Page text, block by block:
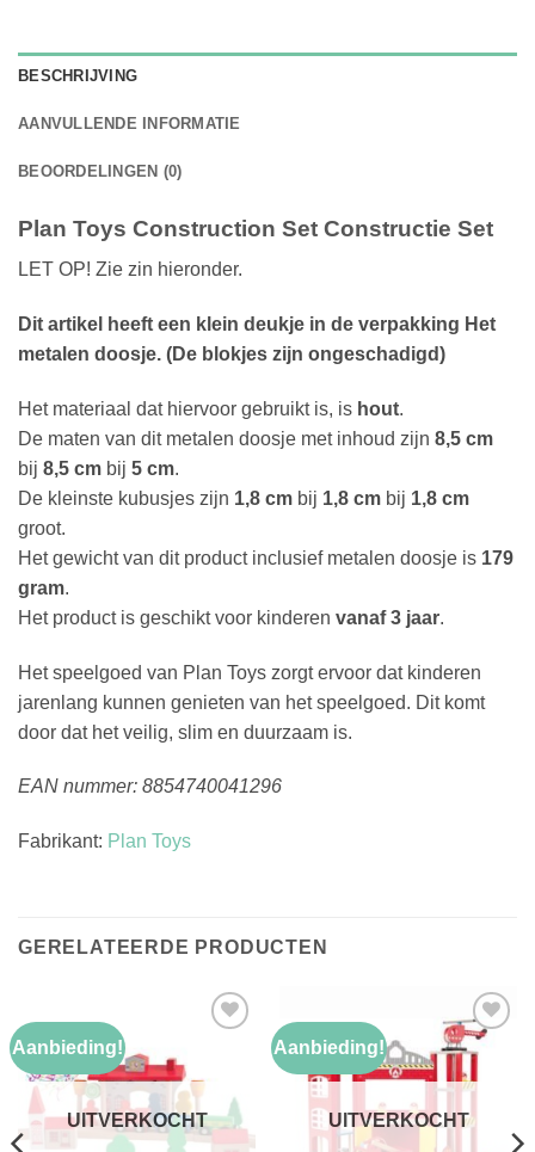
BESCHRIJVING
AANVULLENDE INFORMATIE
BEOORDELINGEN (0)
Plan Toys Construction Set Constructie Set
LET OP! Zie zin hieronder.
Dit artikel heeft een klein deukje in de verpakking Het
metalen doosje. (De blokjes zijn ongeschadigd)
Het materiaal dat hiervoor gebruikt is, is hout.
De maten van dit metalen doosje met inhoud zijn 8,5 cm
bij 8,5 cm bij 5 cm.
De kleinste kubusjes zijn 1,8 cm bij 1,8 cm bij 1,8 cm
groot.
Het gewicht van dit product inclusief metalen doosje is 179
gram.
Het product is geschikt voor kinderen vanaf 3 jaar.
Het speelgoed van Plan Toys zorgt ervoor dat kinderen
jarenlang kunnen genieten van het speelgoed. Dit komt
door dat het veilig, slim en duurzaam is.
EAN nummer: 8854740041296
Fabrikant: Plan Toys
GERELATEERDE PRODUCTEN
Aanbieding!
verlanglijst
UITVERKOCHT
Aanbieding!
Toevoegen
aan
verlanglijst
UITVERKOCHT